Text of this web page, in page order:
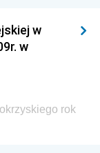
Dziedzictwa
Funduszy i
i
w
w
rok